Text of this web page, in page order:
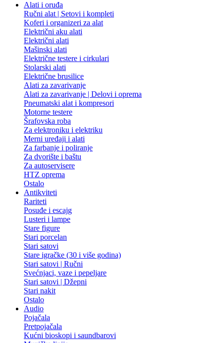
Alati i oruđa
Ručni alat | Setovi i kompleti
Koferi i organizeri za alat
Električni aku alati
Električni alati
Mašinski alati
Električne testere i cirkulari
Stolarski alati
Električne brusilice
Alati za zavarivanje
Alati za zavarivanje | Delovi i oprema
Pneumatski alat i kompresori
Motorne testere
Šrafovska roba
Za elektroniku i elektriku
Merni uređaji i alati
Za farbanje i poliranje
Za dvorište i baštu
Za autoservisere
HTZ oprema
Ostalo
Antikviteti
Rariteti
Posuđe i escajg
Lusteri i lampe
Stare figure
Stari porcelan
Stari satovi
Stare igračke (30 i više godina)
Stari satovi | Ručni
Svećnjaci, vaze i pepeljare
Stari satovi | Džepni
Stari nakit
Ostalo
Audio
Pojačala
Pretpojačala
Kućni bioskopi i saundbarovi